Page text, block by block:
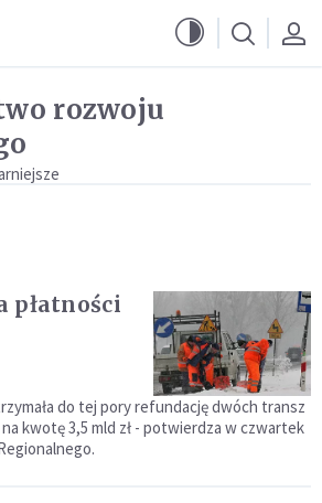
rozwoju
płatności
do tej pory refundację dwóch transz
kwotę 3,5 mld zł - potwierdza w czwartek